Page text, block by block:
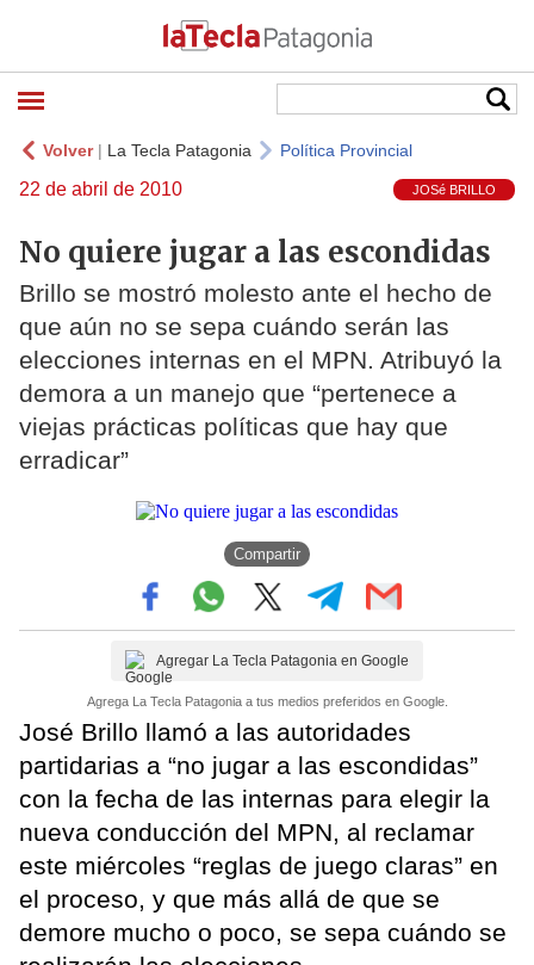
Volver| La Tecla Patagonia Política Provincial
22 de abril de 2010 JOSé BRILLO
No quiere jugar a las escondidas
Brillo se mostró molesto ante el hecho de
que aún no se sepa cuándo serán las
elecciones internas en el MPN. Atribuyó la
demora a un manejo que “pertenece a
viejas prácticas políticas que hay que
erradicar”
Compartir
Agregar La Tecla Patagonia en Google
Agrega La Tecla Patagonia a tus medios preferidos en Google.
José Brillo llamó a las autoridades
partidarias a “no jugar a las escondidas”
con la fecha de las internas para elegir la
nueva conducción del MPN, al reclamar
este miércoles “reglas de juego claras” en
el proceso, y que más allá de que se
demore mucho o poco, se sepa cuándo se